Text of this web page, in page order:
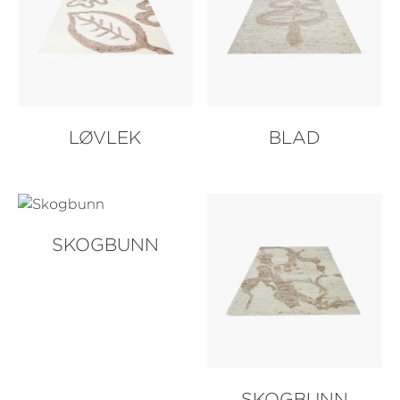
LØVLEK BLAD
SKOGBUNN